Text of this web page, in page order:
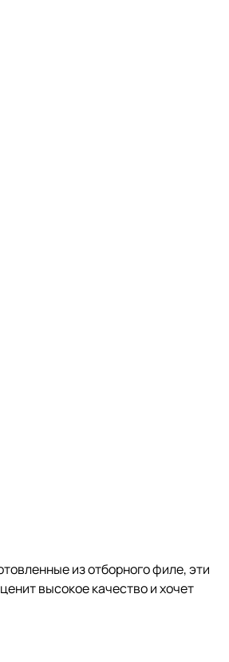
из отборного филе, эти
высокое качество и хочет